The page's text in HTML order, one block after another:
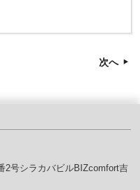
次へ
2号シラカバビルBIZcomfort吉